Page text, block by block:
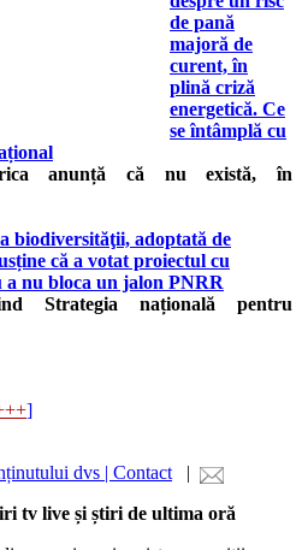
de pană
majoră de
curent, în
plină criză
energetică. Ce
se întâmplă cu
anunță că nu există, în
biodiversităţii, adoptată de
că a votat proiectul cu
a nu bloca un jalon PNRR
Strategia națională pentru
]
dvs | Contact |
tv live și știri de ultima oră